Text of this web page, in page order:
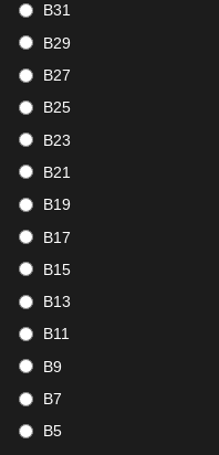
B31
B29
B27
B25
B23
B21
B19
B17
B15
B13
B11
B9
B7
B5